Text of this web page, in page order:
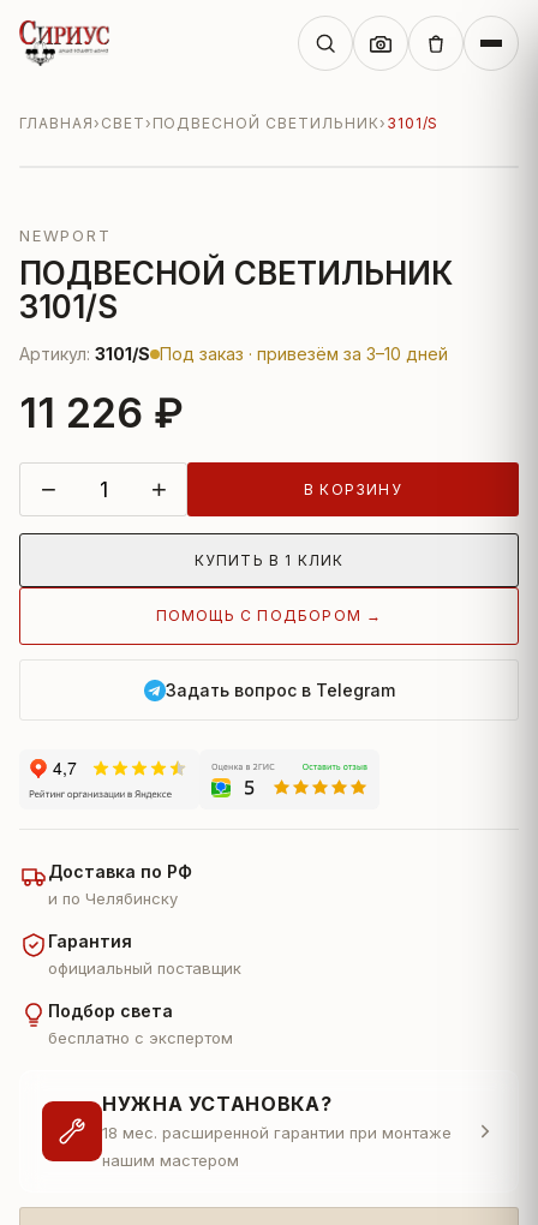
ГЛАВНАЯ› СВЕТ› ПОДВЕСНОЙ СВЕТИЛЬНИК› 3101/S
NEWPORT
ПОДВЕСНОЙ СВЕТИЛЬНИК
3101/S
Артикул: 3101/S Под заказ · привезём за 3–10 дней
11 226 ₽
− + В КОРЗИНУ
КУПИТЬ В 1 КЛИК
ПОМОЩЬ С ПОДБОРОМ →
Задать вопрос в Telegram
Доставка по РФ
и по Челябинску
Гарантия
официальный поставщик
Подбор света
бесплатно с экспертом
НУЖНА УСТАНОВКА?
18 мес. расширенной гарантии при монтаже
нашим мастером